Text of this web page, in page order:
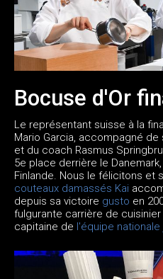
Bocuse d'Or
Le représentant suisse à la
Mario Garcia, accompagné
et du coach Rasmus
5e place derrière le
Finlande. Nous le félicitons et
couteaux damassés Kai
depuis sa victoire gusto en
fulgurante carrière de
capitaine de l'équipe